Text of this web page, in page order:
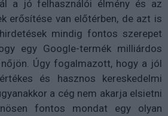
a jó felhasználói élmény és az
erősítése van előtérben, de azt is
mindig fontos szerepet
egy Google-termék milliárdos
Úgy fogalmazott, hogy a jól
és hasznos kereskedelmi
a cég nem akarja elsietni
fontos mondat egy olyan